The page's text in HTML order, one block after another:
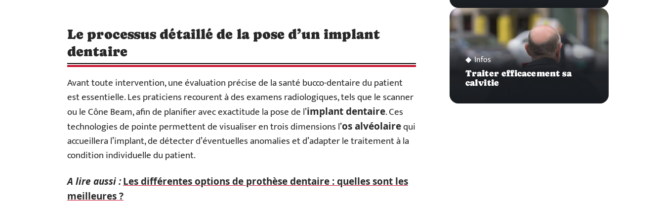
Le processus détaillé de la pose d’un implant
dentaire
Avant toute intervention, une évaluation précise de la santé bucco-dentaire du patient
est essentielle. Les praticiens recourent à des examens radiologiques, tels que le scanner
ou le Cône Beam, afin de planifier avec exactitude la pose de l’implant dentaire. Ces
technologies de pointe permettent de visualiser en trois dimensions l’os alvéolairequi
accueillera l’implant, de détecter d’éventuelles anomalies et d’adapter le traitement à la
condition individuelle du patient.
A lire aussi :Les différentes options de prothèse dentaire : quelles sont les
meilleures ?
Infos
Traiter efficacement sa
calvitie